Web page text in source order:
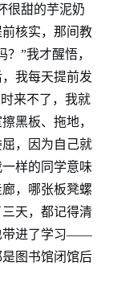
很甜的芋泥奶
核实，那间教
”我才醒悟，
我每天提前发
来不了，我就
黑板、拖地，
，因为自己就
样的同学意味
，哪张板凳螺
天，都记得清
带进了学习——
图书馆闭馆后